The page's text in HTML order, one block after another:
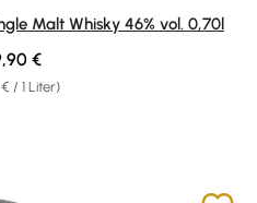
von 5 von 5 Sternen
Malt Whisky 46% vol. 0,70l
€ / 1 Liter)
Preis:
€